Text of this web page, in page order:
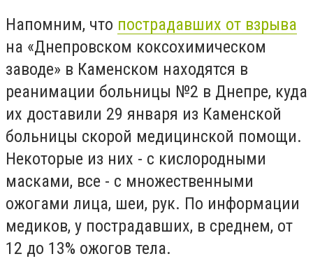
Напомним, что пострадавших от взрыва
на «Днепровском коксохимическом
заводе» в Каменском находятся в
реанимации больницы №2 в Днепре, куда
их доставили 29 января из Каменской
больницы скорой медицинской помощи.
Некоторые из них - с кислородными
масками, все - с множественными
ожогами лица, шеи, рук. По информации
медиков, у пострадавших, в среднем, от
12 до 13% ожогов тела.